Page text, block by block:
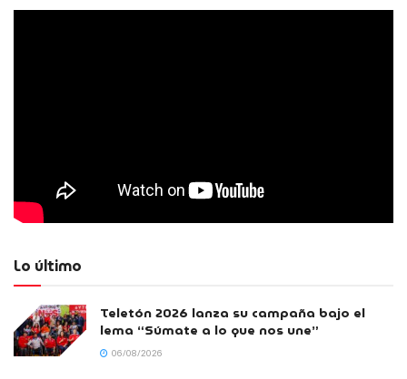
Lo último
Teletón 2026 lanza su campaña bajo el
lema “Súmate a lo que nos une”
06/08/2026